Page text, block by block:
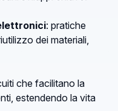
: pratiche
dei materiali,
che facilitano la
estendendo la vita